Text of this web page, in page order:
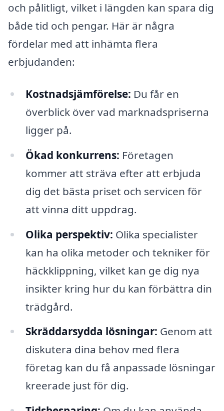
och pålitligt, vilket i längden kan spara dig
både tid och pengar. Här är några
fördelar med att inhämta flera
erbjudanden:
Kostnadsjämförelse: Du får en
överblick över vad marknadspriserna
ligger på.
Ökad konkurrens: Företagen
kommer att sträva efter att erbjuda
dig det bästa priset och servicen för
att vinna ditt uppdrag.
Olika perspektiv: Olika specialister
kan ha olika metoder och tekniker för
häckklippning, vilket kan ge dig nya
insikter kring hur du kan förbättra din
trädgård.
Skräddarsydda lösningar: Genom att
diskutera dina behov med flera
företag kan du få anpassade lösningar
kreerade just för dig.